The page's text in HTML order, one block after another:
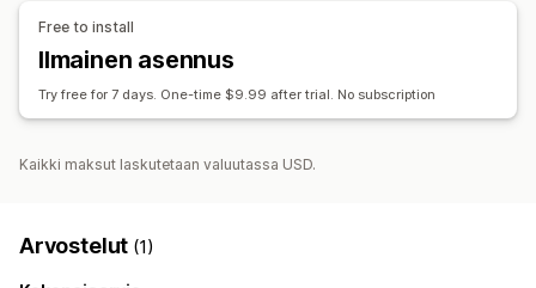
Free to install
Ilmainen asennus
Try free for 7 days. One-time $9.99 after trial. No subscription
Kaikki maksut laskutetaan valuutassa USD.
Arvostelut (1)